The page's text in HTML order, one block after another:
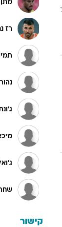
מתן
רז
קישור